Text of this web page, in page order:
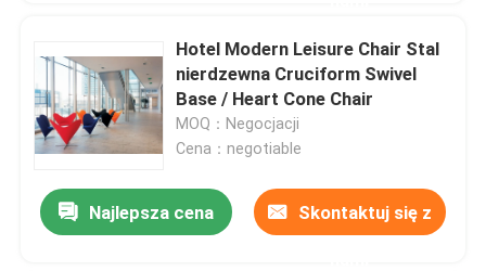
Hotel Modern Leisure Chair Stal
nierdzewna Cruciform Swivel
Base / Heart Cone Chair
MOQ：Negocjacji
Cena：negotiable
Najlepsza cena Skontaktuj się z